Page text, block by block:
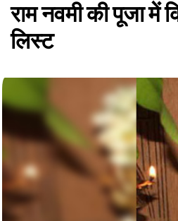
राम नवमी की पूजा में
लिस्ट